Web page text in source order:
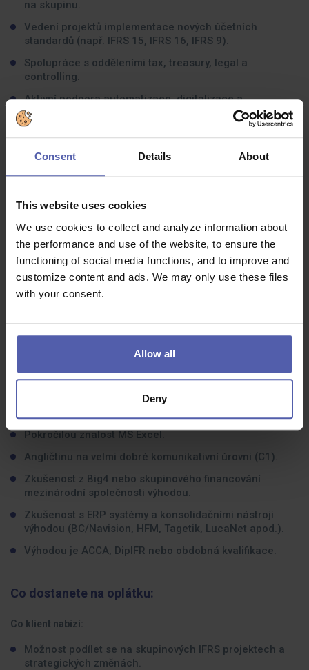
Consent Details About
This website uses cookies
We use cookies to collect and analyze information about
the performance and use of the website, to ensure the
functioning of social media functions, and to improve and
customize content and ads. We may only use these files
with your consent.
Allow all
Deny
na skupinu.
Vedení projektů implementace nových účetních
standardů (např. IFRS 15, IFRS 16, IFRS 9).
Spolupráce s odděleními tax, treasury, legal a
controlling.
Aktivní podpora automatizace, digitalizace a
zefektivňování finančních procesů.
Tvorba a aktualizace školících materiálů a školení
Koho klient hledá:
VŠ vzdělání v oblasti financí, účetnictví nebo ekonomie.
Minimálně 5–8 let zkušeností v oblasti IFRS,
konsolidace, finančního reportingu nebo auditu.
Velmi dobrou znalost IFRS standardů a jejich praktické
Schopnost interpretovat komplexní účetní problematiku
Pokročilou znalost MS Excel.
Angličtinu na velmi dobré komunikativní úrovni (C1).
Zkušenost z Big4 nebo skupinového financování
mezinárodní společnosti výhodou.
Zkušenost s ERP systémy a konsolidačními nástroji
výhodou (BC/Navision, HFM, Tagetik, LucaNet apod.).
Výhodou je ACCA, DipIFR nebo obdobná kvalifikace.
Co dostanete na oplátku:
Co klient nabízí:
Možnost podílet se na skupinových IFRS projektech a
strategických změnách.